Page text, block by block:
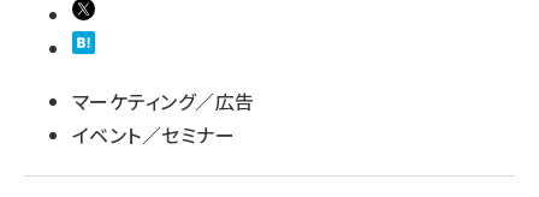
マーケティング／広告
イベント／セミナー